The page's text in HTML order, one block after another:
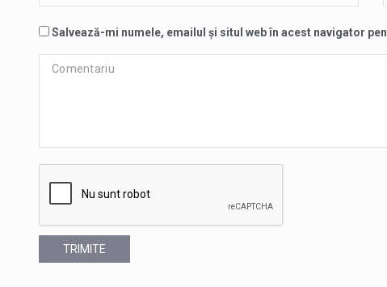
Salvează-mi numele, emailul și situl web în acest navigator
TRIMITE